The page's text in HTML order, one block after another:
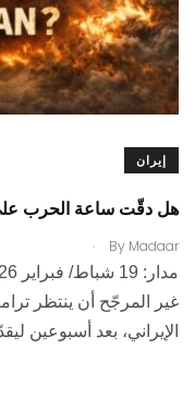
إيران
هل دقّت ساعة الحرب
By Madaar
.
غير المرجّح أن ينتظر
الإيراني، بعد أسبوعين